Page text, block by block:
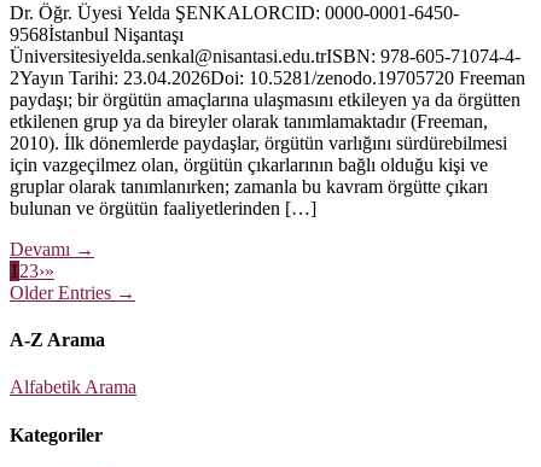
Dr. Öğr. Üyesi Yelda ŞENKALORCID: 0000-0001-6450-
9568İstanbul Nişantaşı
Üniversitesiyelda.senkal@nisantasi.edu.trISBN: 978-605-71074-4-
2Yayın Tarihi: 23.04.2026Doi: 10.5281/zenodo.19705720 Freeman
paydaşı; bir örgütün amaçlarına ulaşmasını etkileyen ya da örgütten
etkilenen grup ya da bireyler olarak tanımlamaktadır (Freeman,
2010). İlk dönemlerde paydaşlar, örgütün varlığını sürdürebilmesi
için vazgeçilmez olan, örgütün çıkarlarının bağlı olduğu kişi ve
gruplar olarak tanımlanırken; zamanla bu kavram örgütte çıkarı
bulunan ve örgütün faaliyetlerinden […]
Devamı →
1 23›»
Older Entries →
A-Z Arama
Alfabetik Arama
Kategoriler